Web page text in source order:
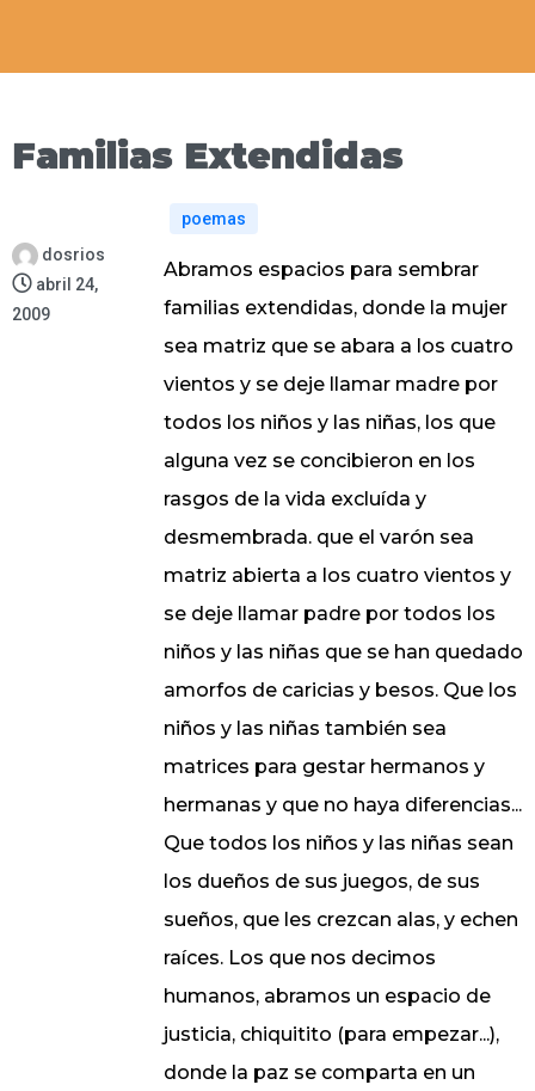
Familias Extendidas
dosrios
abril 24,
2009
poemas
Abramos espacios para sembrar
familias extendidas, donde la mujer
sea matriz que se abara a los cuatro
vientos y se deje llamar madre por
todos los niños y las niñas, los que
alguna vez se concibieron en los
rasgos de la vida excluída y
desmembrada. que el varón sea
matriz abierta a los cuatro vientos y
se deje llamar padre por todos los
niños y las niñas que se han quedado
amorfos de caricias y besos. Que los
niños y las niñas también sea
matrices para gestar hermanos y
hermanas y que no haya diferencias...
Que todos los niños y las niñas sean
los dueños de sus juegos, de sus
sueños, que les crezcan alas, y echen
raíces. Los que nos decimos
humanos, abramos un espacio de
justicia, chiquitito (para empezar...),
donde la paz se comparta en un